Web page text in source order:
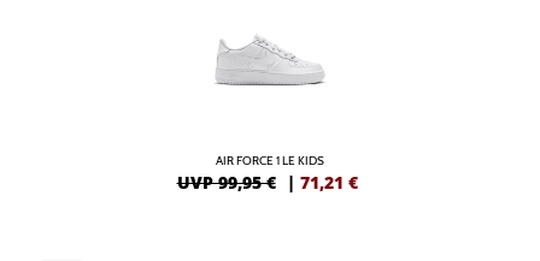
AIR FORCE 1 LE KIDS
UVP 99,95 € | 71,21 €